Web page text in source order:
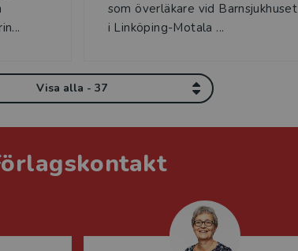
som överläkare vid Barnsjukhuset
i Linköping-Motala ...
Visa alla - 37